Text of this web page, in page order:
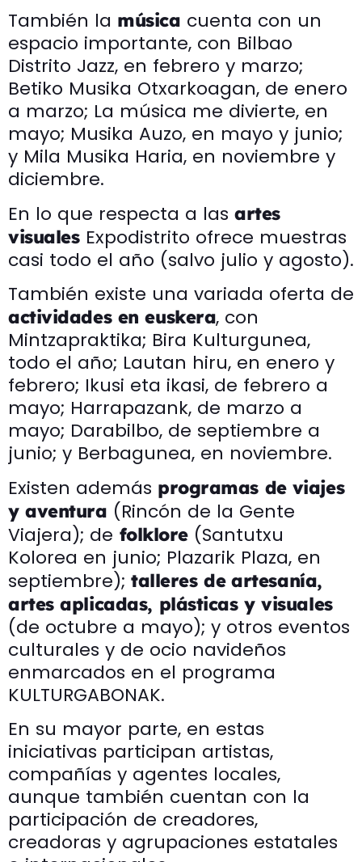
También la música cuenta con un
espacio importante, con Bilbao
Distrito Jazz, en febrero y marzo;
Betiko Musika Otxarkoagan, de enero
a marzo; La música me divierte, en
mayo; Musika Auzo, en mayo y junio;
y Mila Musika Haria, en noviembre y
diciembre.
En lo que respecta a las artes
visuales Expodistrito ofrece muestras
casi todo el año (salvo julio y agosto).
También existe una variada oferta de
actividades en euskera, con
Mintzapraktika; Bira Kulturgunea,
todo el año; Lautan hiru, en enero y
febrero; Ikusi eta ikasi, de febrero a
mayo; Harrapazank, de marzo a
mayo; Darabilbo, de septiembre a
junio; y Berbagunea, en noviembre.
Existen además programas de viajes
y aventura (Rincón de la Gente
Viajera); de folklore (Santutxu
Kolorea en junio; Plazarik Plaza, en
septiembre); talleres de artesanía,
artes aplicadas, plásticas y visuales
(de octubre a mayo); y otros eventos
culturales y de ocio navideños
enmarcados en el programa
KULTURGABONAK.
En su mayor parte, en estas
iniciativas participan artistas,
compañías y agentes locales,
aunque también cuentan con la
participación de creadores,
creadoras y agrupaciones estatales